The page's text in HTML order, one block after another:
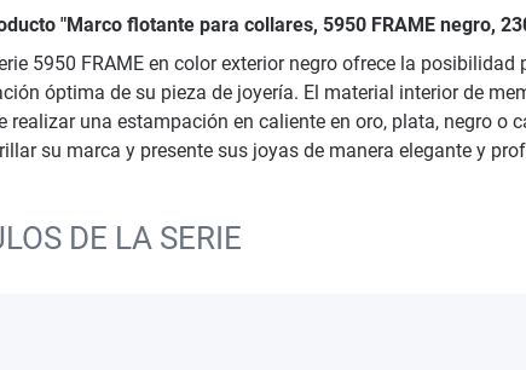
"Marco flotante para collares, 5950 FRAME negro,
5950 FRAME en color exterior negro ofrece la
óptima de su pieza de joyería. El material interior de
realizar una estampación en caliente en oro, plata, negro
su marca y presente sus joyas de manera elegante y
DE LA SERIE